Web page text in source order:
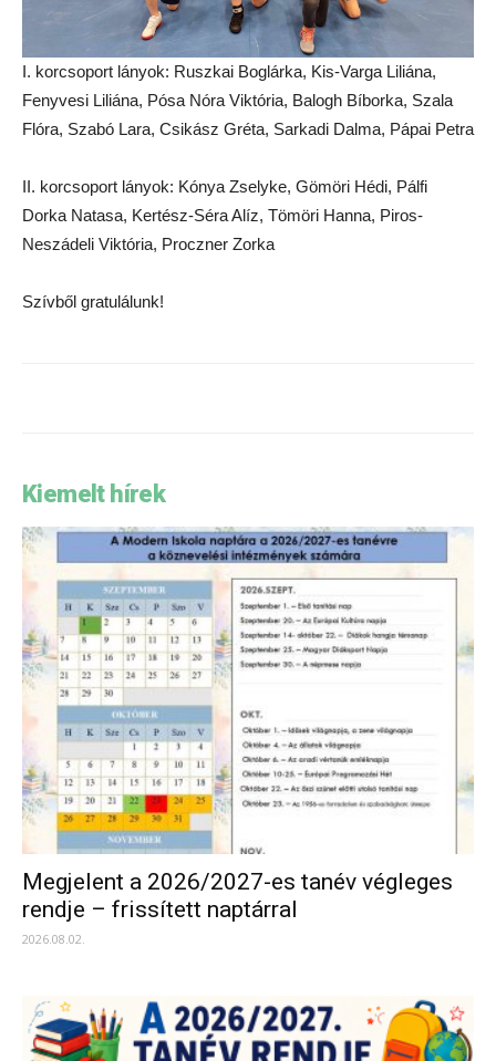
I. korcsoport lányok: Ruszkai Boglárka, Kis-Varga Liliána,
Fenyvesi Liliána, Pósa Nóra Viktória, Balogh Bíborka, Szala
Flóra, Szabó Lara, Csikász Gréta, Sarkadi Dalma, Pápai Petra
II. korcsoport lányok: Kónya Zselyke, Gömöri Hédi, Pálfi
Dorka Natasa, Kertész-Séra Alíz, Tömöri Hanna, Piros-
Neszádeli Viktória, Proczner Zorka
Szívből gratulálunk!
Kiemelt hírek
Megjelent a 2026/2027-es tanév végleges
rendje – frissített naptárral
2026.08.02.